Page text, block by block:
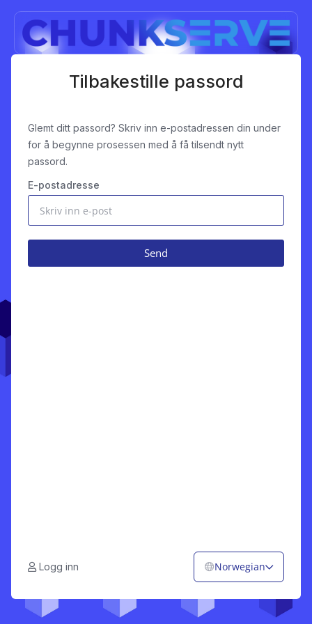
Tilbakestille passord
Glemt ditt passord? Skriv inn e-postadressen din under
for å begynne prosessen med å få tilsendt nytt
passord.
E-postadresse
Send
Logg inn Norwegian